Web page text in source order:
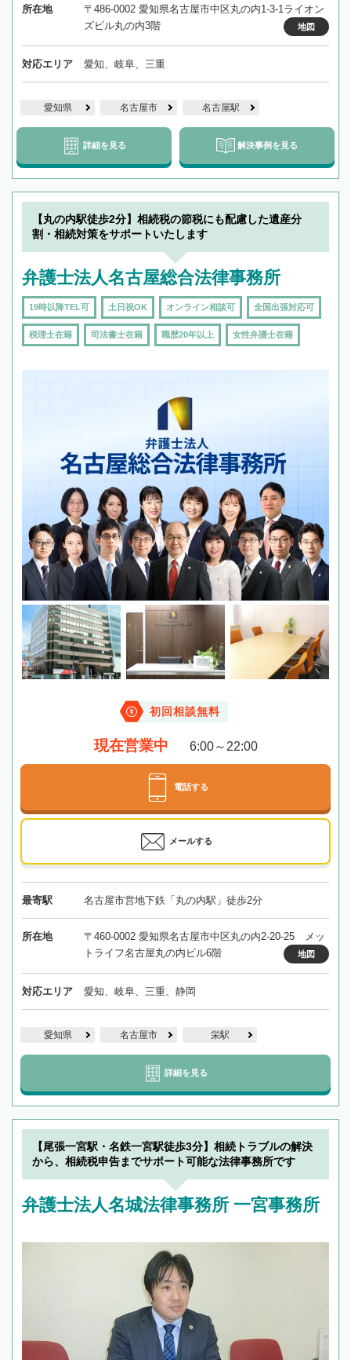
所在地
〒486-0002 愛知県名古屋市中区丸の内1-3-1ライオン
ズビル丸の内3階
地図
対応エリア 愛知、岐阜、三重
愛知県 名古屋市 名古屋駅
詳細を見る 解決事例を見る
【丸の内駅徒歩2分】相続税の節税にも配慮した遺産分
割・相続対策をサポートいたします
弁護士法人名古屋総合法律事務所
19時以降TEL可 土日祝OK オンライン相談可 全国出張対応可
税理士在籍 司法書士在籍 職歴20年以上 女性弁護士在籍
初回相談無料
現在営業中 6:00～22:00
電話する
メールする
最寄駅 名古屋市営地下鉄「丸の内駅」徒歩2分
所在地
〒460-0002 愛知県名古屋市中区丸の内2-20-25 メッ
トライフ名古屋丸の内ビル6階
地図
対応エリア 愛知、岐阜、三重、静岡
愛知県 名古屋市 栄駅
詳細を見る
【尾張一宮駅・名鉄一宮駅徒歩3分】相続トラブルの解決
から、相続税申告までサポート可能な法律事務所です
弁護士法人名城法律事務所 一宮事務所